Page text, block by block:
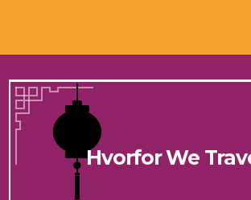
Hvorfor We